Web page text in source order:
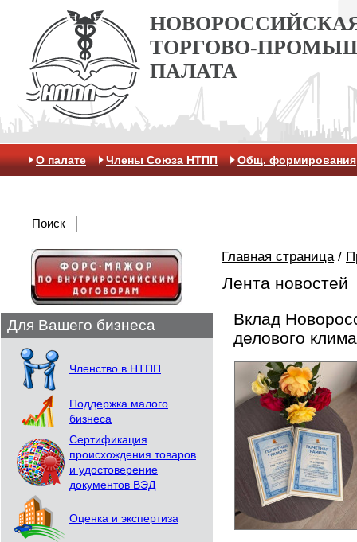
ТОРГОВО-
ПАЛАТА
О палате Члены Союза НТПП Общ. формирования
Поиск
Для Вашего бизнеса
Членство в НТПП
Поддержка малого
бизнеса
Сертификация
происхождения товаров
и удостоверение
документов ВЭД
Оценка и экспертиза
Главная страница/
Лента новостей
Вклад
делового